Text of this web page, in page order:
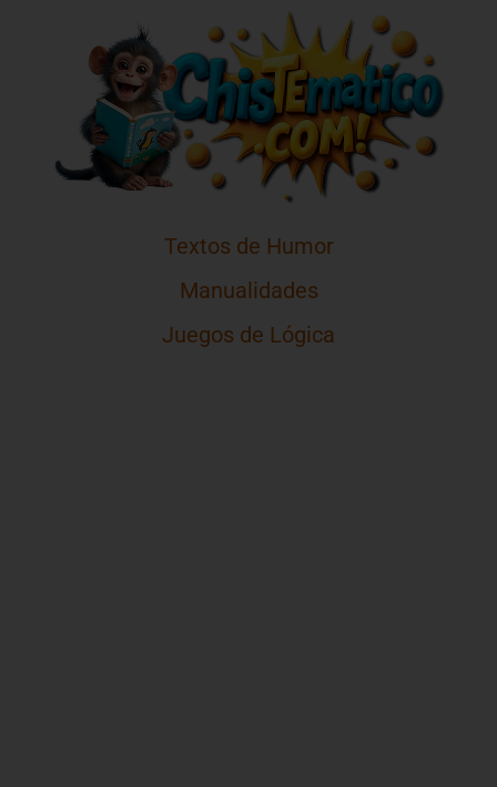
Textos de Humor
Manualidades
Juegos de Lógica